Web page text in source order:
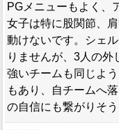
PGメニューもよく、
女子は特に股関節、
動けないです。シェ
りませんが、3人の外
強いチームも同じよ
もあり、自チームへ
の自信にも繋がりそう